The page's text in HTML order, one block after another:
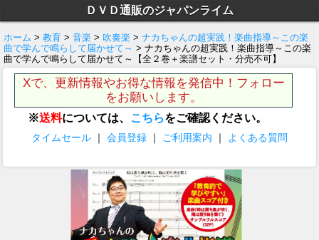
ＤＶＤ通販のジャパンライム
ホーム > 教育 > 音楽 > 吹奏楽 > ナカちゃんの超実践！楽曲指導～この楽
曲で学んで鳴らして届かせて～ > ナカちゃんの超実践！楽曲指導～この楽
曲で学んで鳴らして届かせて～【全２巻＋楽譜セット・分売不可】
Xで、更新情報やお得な情報を発信中！フォロー
をお願いします。
※送料については、 こちらをご確認ください。
タイムセール ｜ 会員登録 ｜ ご利用案内 ｜ よくある質問